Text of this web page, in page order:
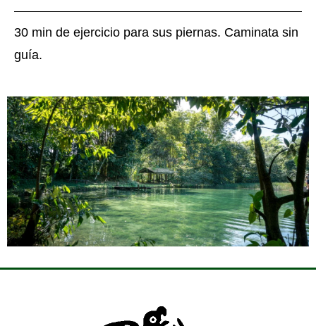
30 min de ejercicio para sus piernas. Caminata sin
guía.